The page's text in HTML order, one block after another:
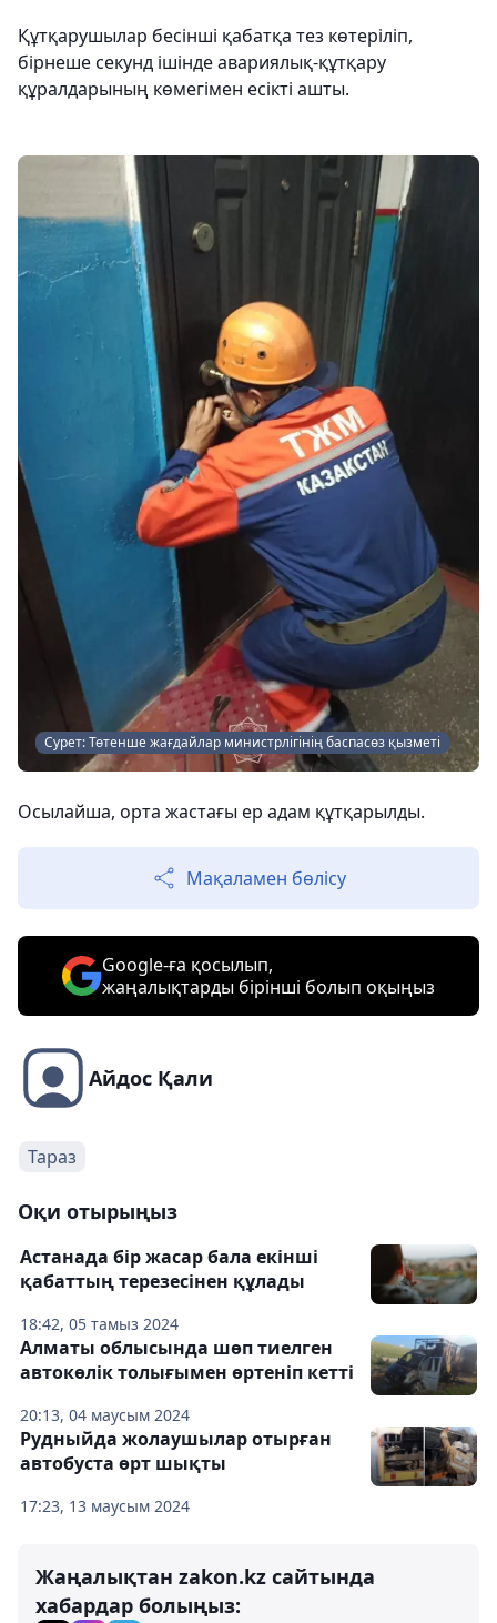
Құтқарушылар бесінші қабатқа тез көтеріліп,
бірнеше секунд ішінде авариялық-құтқару
құралдарының көмегімен есікті ашты.
Сурет: Төтенше жағдайлар министрлігінің баспасөз қызметі
Осылайша, орта жастағы ер адам құтқарылды.
Мақаламен бөлісу
Google-ға қосылып,
жаңалықтарды бірінші болып оқыңыз
Айдос Қали
Тараз
Оқи отырыңыз
18:42, 05 тамыз 2024
Астанада бір жасар бала екінші
қабаттың терезесінен құлады
20:13, 04 маусым 2024
Алматы облысында шөп тиелген
автокөлік толығымен өртеніп кетті
17:23, 13 маусым 2024
Рудныйда жолаушылар отырған
автобуста өрт шықты
Жаңалықтан zakon.kz сайтында
хабардар болыңыз: